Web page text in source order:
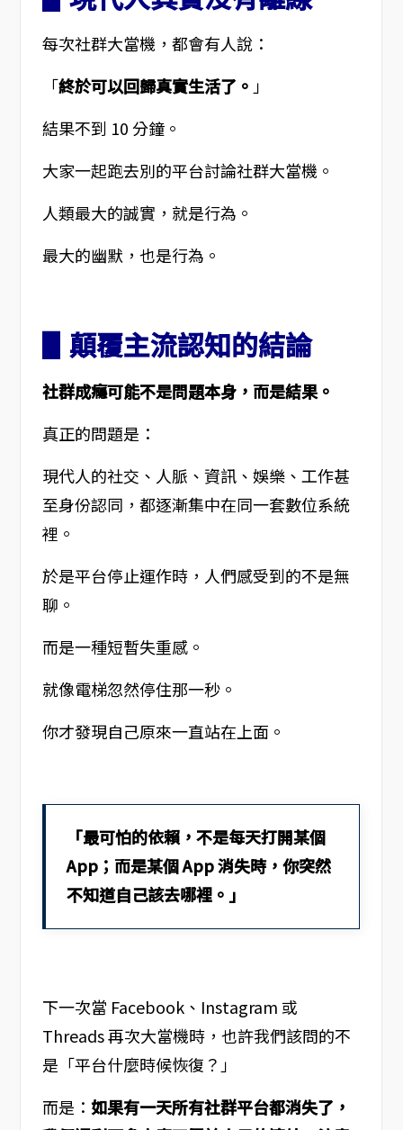
每次社群大當機，都會有人說：
「終於可以回歸真實生活了。 」
結果不到 10 分鐘。
大家一起跑去別的平台討論社群大當機。
人類最大的誠實，就是行為。
最大的幽默，也是行為。
▋顛覆主流認知的結論
社群成癮可能不是問題本身，而是結果。
真正的問題是：
現代人的社交、人脈、資訊、娛樂、工作甚
至身份認同，都逐漸集中在同一套數位系統
裡。
於是平台停止運作時，人們感受到的不是無
聊。
而是一種短暫失重感。
就像電梯忽然停住那一秒。
你才發現自己原來一直站在上面。
「最可怕的依賴，不是每天打開某個
App；而是某個 App 消失時，你突然
不知道自己該去哪裡。」
下一次當 Facebook、Instagram 或
Threads 再次大當機時，也許我們該問的不
是「平台什麼時候恢復？」
而是： 如果有一天所有社群平台都消失了，